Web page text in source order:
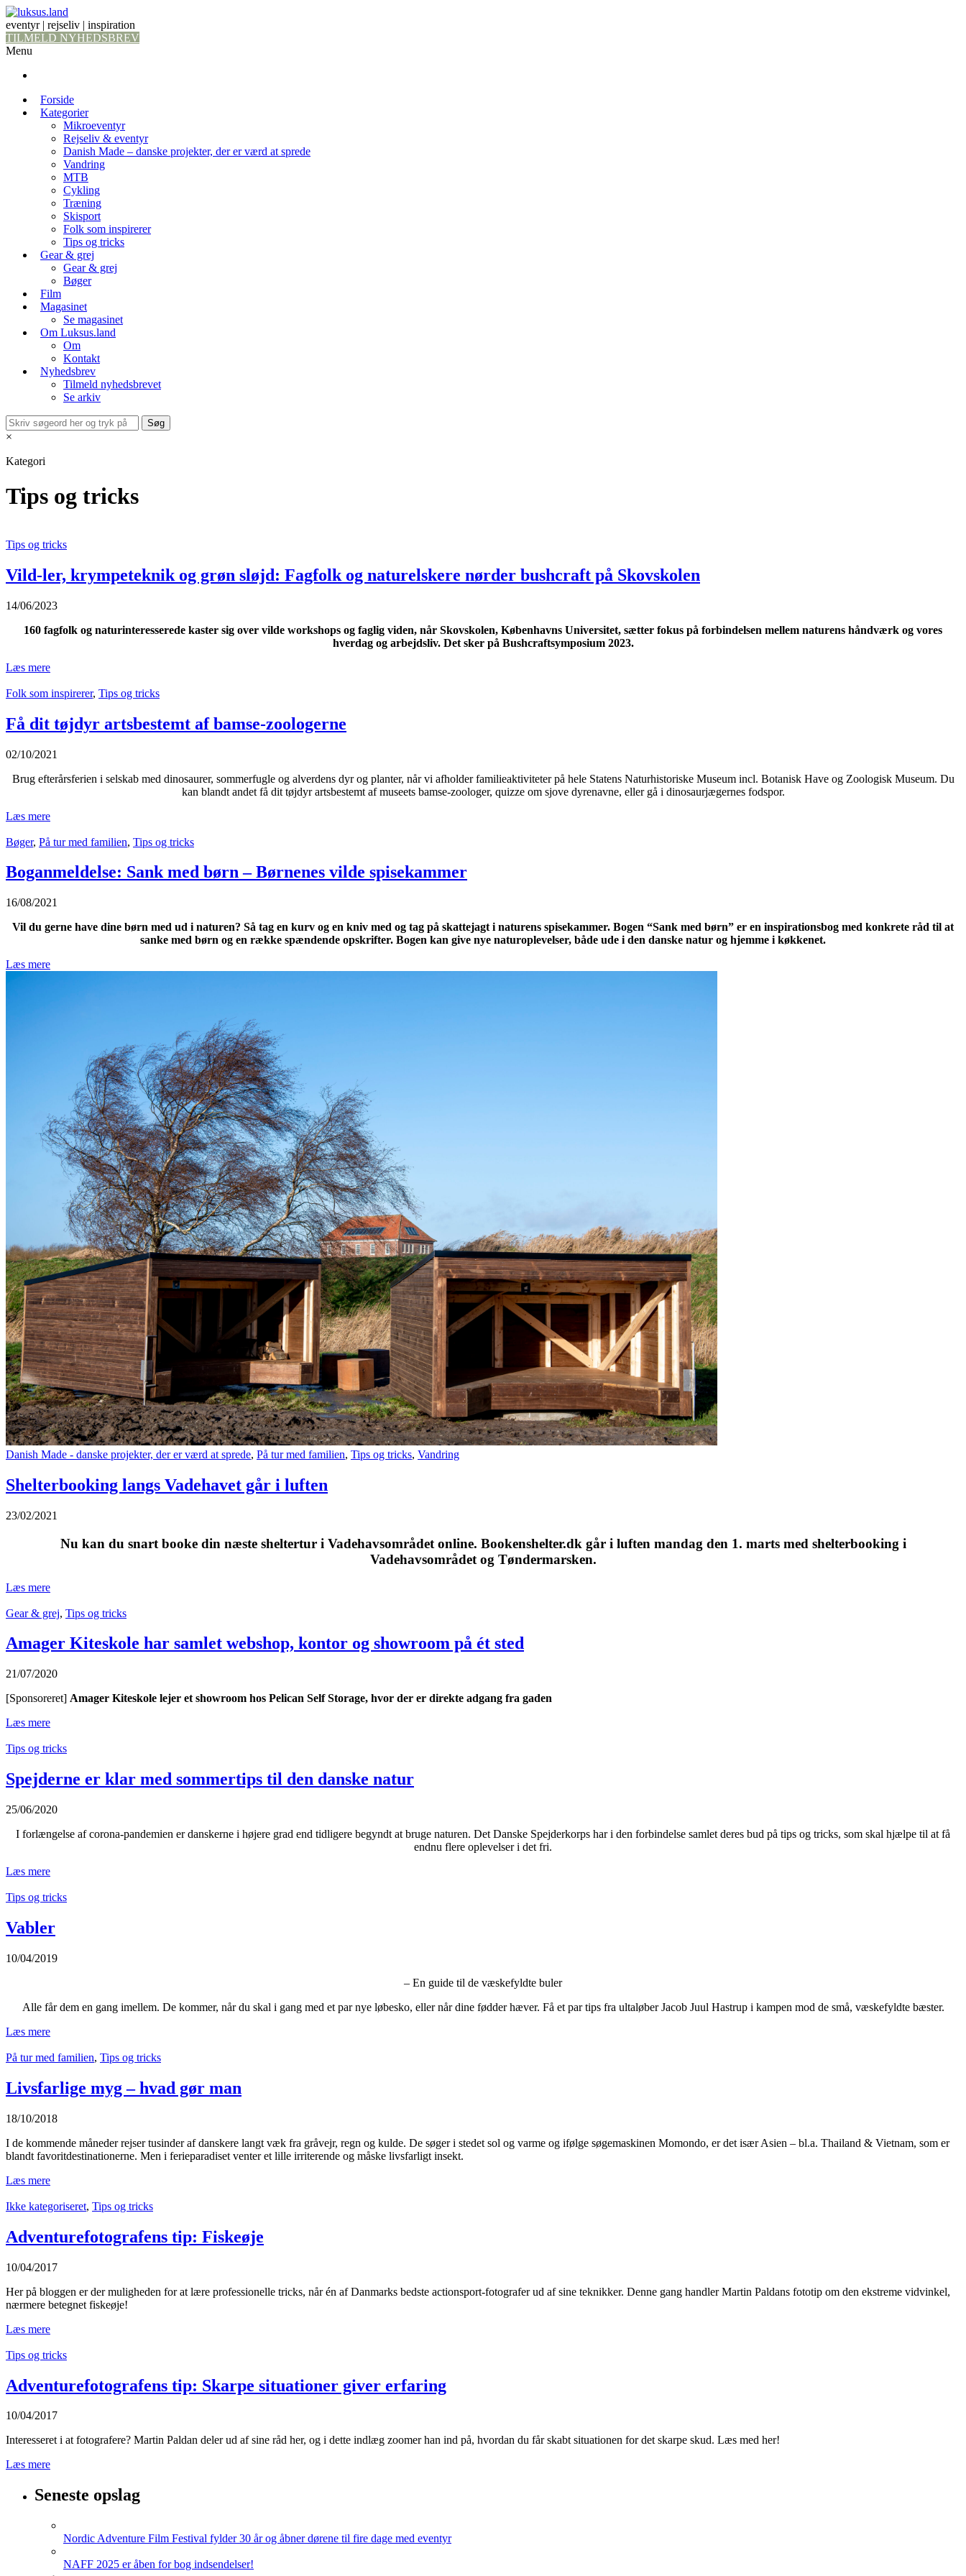
eventyr | rejseliv | inspiration
TILMELD NYHEDSBREV
Menu
Forside
Kategorier
Mikroeventyr
Rejseliv & eventyr
Danish Made – danske projekter, der er værd at sprede
Vandring
MTB
Cykling
Træning
Skisport
Folk som inspirerer
Tips og tricks
Gear & grej
Gear & grej
Bøger
Film
Magasinet
Se magasinet
Om Luksus.land
Om
Kontakt
Nyhedsbrev
Tilmeld nyhedsbrevet
Se arkiv
×
Kategori
Tips og tricks
Tips og tricks
Vild-ler, krympeteknik og grøn sløjd: Fagfolk og naturelskere nørder bushcraft på Skovskolen
14/06/2023
160 fagfolk og naturinteresserede kaster sig over vilde workshops og faglig viden, når Skovskolen, Københavns Universitet, sætter fokus på forbindelsen mellem naturens håndværk og vores
hverdag og arbejdsliv. Det sker på Bushcraftsymposium 2023.
Læs mere
Folk som inspirerer, Tips og tricks
Få dit tøjdyr artsbestemt af bamse-zoologerne
02/10/2021
Brug efterårsferien i selskab med dinosaurer, sommerfugle og alverdens dyr og planter, når vi afholder familieaktiviteter på hele Statens Naturhistoriske Museum incl. Botanisk Have og Zoologisk Museum. Du
kan blandt andet få dit tøjdyr artsbestemt afmuseets bamse-zoologer, quizze om sjove dyrenavne, eller gå i dinosaurjægernes fodspor.
Læs mere
Bøger, På tur med familien, Tips og tricks
Boganmeldelse: Sank med børn – Børnenes vilde spisekammer
16/08/2021
Vil du gerne have dine børn med ud i naturen? Så tag en kurv og en kniv med og tag på skattejagt i naturens spisekammer. Bogen “Sank med børn” er en inspirationsbog med konkrete råd til at
sanke med børn og en række spændende opskrifter. Bogen kan give nye naturoplevelser, både ude i den danske natur og hjemme i køkkenet.
Læs mere
Danish Made - danske projekter, der er værd at sprede, På tur med familien, Tips og tricks, Vandring
Shelterbooking langs Vadehavet går i luften
23/02/2021
Nu kan du snart booke din næste sheltertur i Vadehavsområdet online. Bookenshelter.dk går i luften mandag den 1. marts med shelterbooking i
Vadehavsområdet og Tøndermarsken.
Læs mere
Gear & grej, Tips og tricks
Amager Kiteskole har samlet webshop, kontor og showroom på ét sted
21/07/2020
[Sponsoreret] Amager Kiteskole lejer et showroom hos Pelican Self Storage, hvor der er direkte adgang fra gaden
Læs mere
Tips og tricks
Spejderne er klar med sommertips til den danske natur
25/06/2020
I forlængelse af corona-pandemien er danskerne i højere grad end tidligere begyndt at bruge naturen. Det Danske Spejderkorps har i den forbindelse samlet deres bud på tips og tricks, som skal hjælpe til at få
endnu flere oplevelser i det fri.
Læs mere
Tips og tricks
Vabler
10/04/2019
– En guide til de væskefyldte buler
Alle får dem en gang imellem. De kommer, når du skal i gang med et par nye løbesko, eller når dine fødder hæver. Få et par tips fra ultaløber Jacob Juul Hastrup i kampen mod de små, væskefyldte bæster.
Læs mere
På tur med familien, Tips og tricks
Livsfarlige myg – hvad gør man
18/10/2018
I de kommende måneder rejser tusinder af danskere langt væk fra gråvejr, regn og kulde. De søger i stedet sol og varme og ifølge søgemaskinen Momondo, er det især Asien – bl.a. Thailand & Vietnam, som er
blandt favoritdestinationerne. Men i ferieparadiset venter et lille irriterende og måske livsfarligt insekt.
Læs mere
Ikke kategoriseret, Tips og tricks
Adventurefotografens tip: Fiskeøje
10/04/2017
Her på bloggen er der muligheden for at lære professionelle tricks, når én af Danmarks bedste actionsport-fotografer ud af sine teknikker. Denne gang handler Martin Paldans fototip om den ekstreme vidvinkel,
nærmere betegnet fiskeøje!
Læs mere
Tips og tricks
Adventurefotografens tip: Skarpe situationer giver erfaring
10/04/2017
Interesseret i at fotografere? Martin Paldan deler ud af sine råd her, og i dette indlæg zoomer han ind på, hvordan du får skabt situationen for det skarpe skud. Læs med her!
Læs mere
Seneste opslag
Nordic Adventure Film Festival fylder 30 år og åbner dørene til fire dage med eventyr
NAFF 2025 er åben for bog indsendelser!